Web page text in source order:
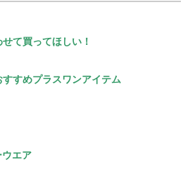
せて買ってほしい！
すすめプラスワンアイテム
ウエア